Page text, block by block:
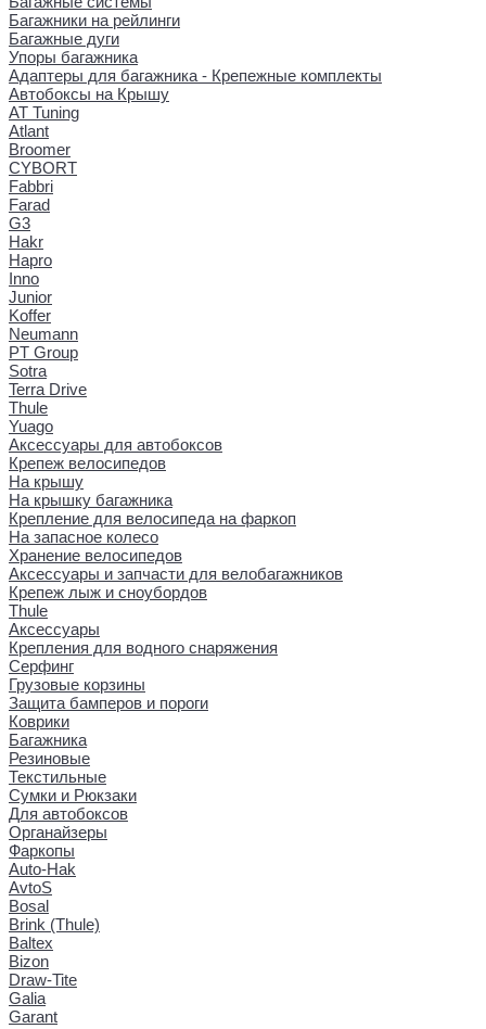
Багажники на рейлинги
Багажные дуги
Упоры багажника
Адаптеры для багажника - Крепежные комплекты
Автобоксы на Крышу
AT Tuning
Atlant
Broomer
CYBORT
Fabbri
Farad
G3
Hakr
Hapro
Inno
Junior
Koffer
Neumann
PT Group
Sotra
Terra Drive
Thule
Yuago
Аксессуары для автобоксов
Крепеж велосипедов
На крышу
На крышку багажника
Крепление для велосипеда на фаркоп
На запасное колесо
Хранение велосипедов
Аксессуары и запчасти для велобагажников
Крепеж лыж и сноубордов
Thule
Аксессуары
Крепления для водного снаряжения
Серфинг
Грузовые корзины
Защита бамперов и пороги
Коврики
Багажника
Резиновые
Текстильные
Сумки и Рюкзаки
Для автобоксов
Органайзеры
Фаркопы
Auto-Hak
AvtoS
Bosal
Brink (Thule)
Baltex
Bizon
Draw-Tite
Galia
Garant